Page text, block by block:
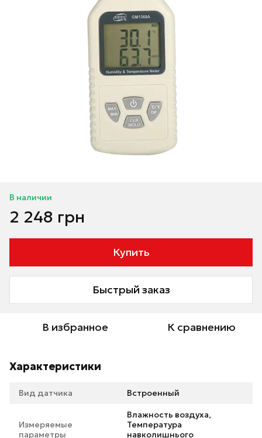
В наличии
2 248 грн
Купить
Быстрый заказ
В избранное К сравнению
Характеристики
Вид датчика Встроенный
Измеряемые
параметры
Влажность воздуха,
Температура
навколишнього